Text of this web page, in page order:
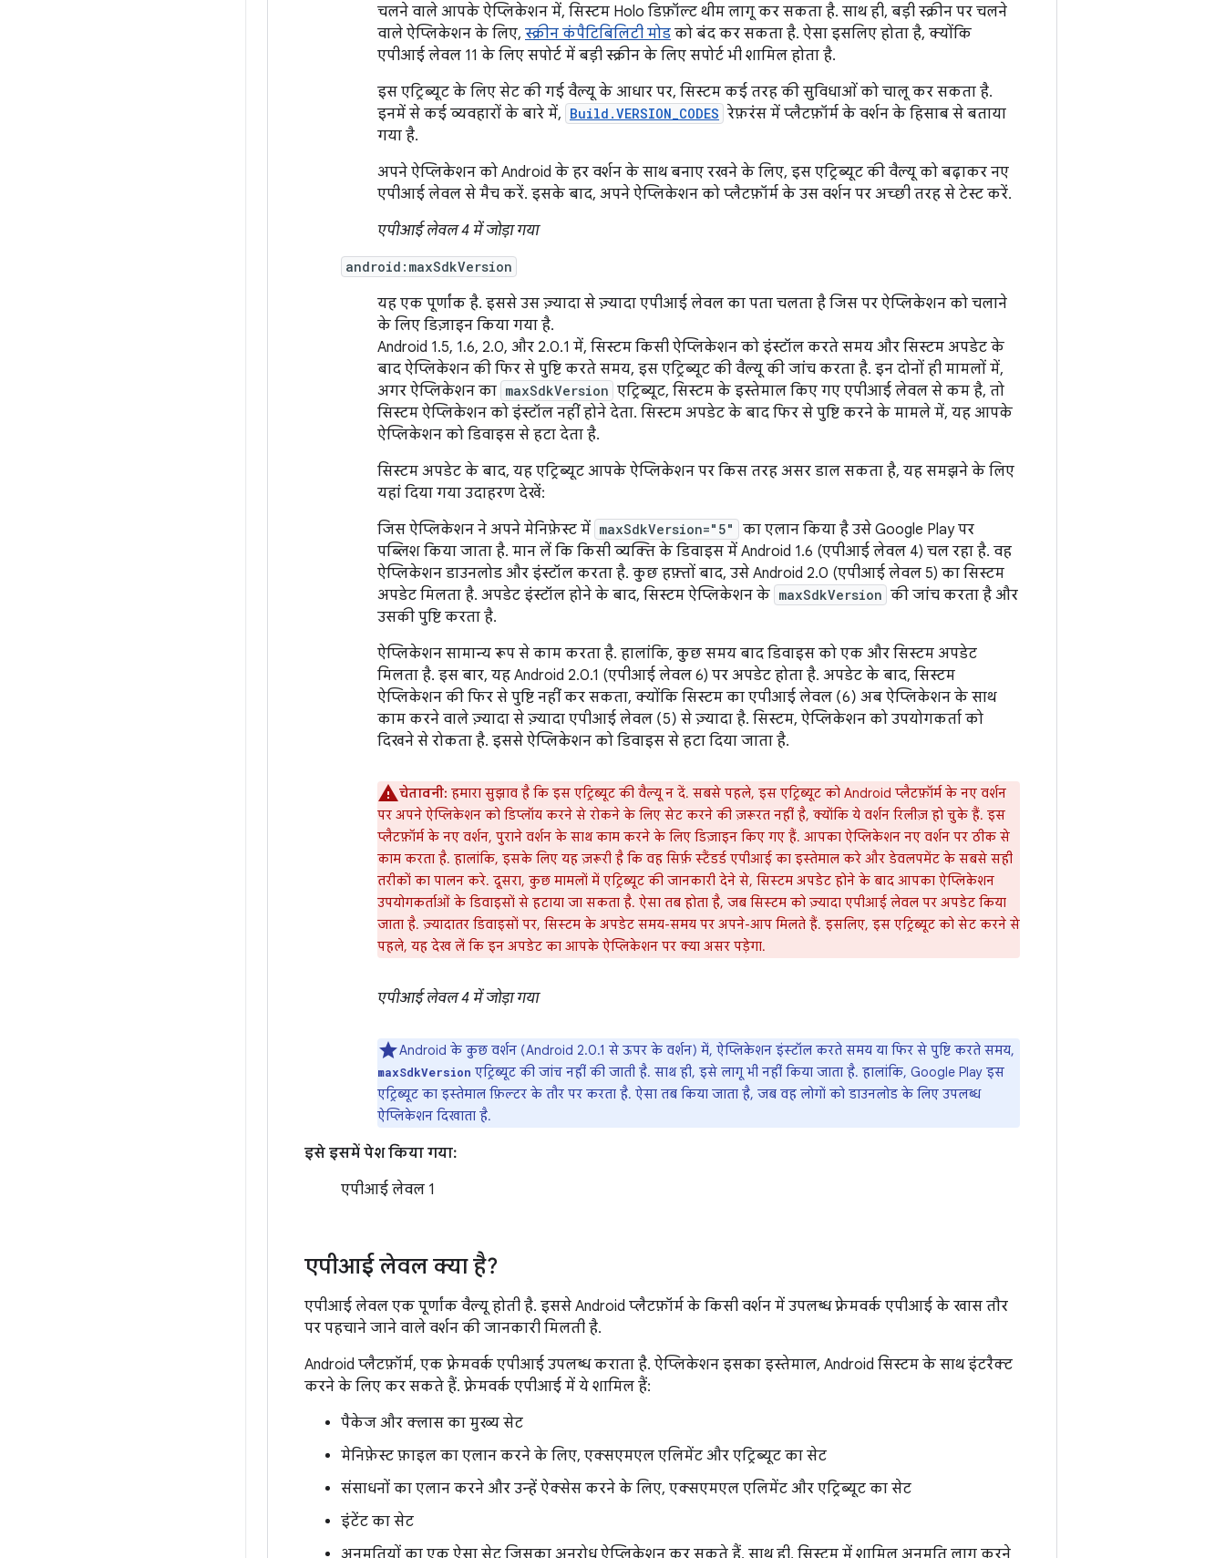
चलने वाले आपके ऐप्लिकेशन में, सिस्टम Holo डिफ़ॉल्ट थीम लागू कर सकता है. साथ ही, बड़ी स्क्रीन पर चलने
वाले ऐप्लिकेशन के लिए, स्क्रीन कंपैटिबिलिटी मोड को बंद कर सकता है. ऐसा इसलिए होता है, क्योंकि
एपीआई लेवल 11 के लिए सपोर्ट में बड़ी स्क्रीन के लिए सपोर्ट भी शामिल होता है.
इस एट्रिब्यूट के लिए सेट की गई वैल्यू के आधार पर, सिस्टम कई तरह की सुविधाओं को चालू कर सकता है.
इनमें से कई व्यवहारों के बारे में, Build.VERSION_CODES रेफ़रंस में प्लैटफ़ॉर्म के वर्शन के हिसाब से बताया
गया है.
अपने ऐप्लिकेशन को Android के हर वर्शन के साथ बनाए रखने के लिए, इस एट्रिब्यूट की वैल्यू को बढ़ाकर नए
एपीआई लेवल से मैच करें. इसके बाद, अपने ऐप्लिकेशन को प्लैटफ़ॉर्म के उस वर्शन पर अच्छी तरह से टेस्ट करें.
एपीआई लेवल 4 में जोड़ा गया
android:maxSdkVersion
यह एक पूर्णांक है. इससे उस ज़्यादा से ज़्यादा एपीआई लेवल का पता चलता है जिस पर ऐप्लिकेशन को चलाने
के लिए डिज़ाइन किया गया है.
Android 1.5, 1.6, 2.0, और 2.0.1 में, सिस्टम किसी ऐप्लिकेशन को इंस्टॉल करते समय और सिस्टम अपडेट के
बाद ऐप्लिकेशन की फिर से पुष्टि करते समय, इस एट्रिब्यूट की वैल्यू की जांच करता है. इन दोनों ही मामलों में,
अगर ऐप्लिकेशन का maxSdkVersion एट्रिब्यूट, सिस्टम के इस्तेमाल किए गए एपीआई लेवल से कम है, तो
सिस्टम ऐप्लिकेशन को इंस्टॉल नहीं होने देता. सिस्टम अपडेट के बाद फिर से पुष्टि करने के मामले में, यह आपके
ऐप्लिकेशन को डिवाइस से हटा देता है.
सिस्टम अपडेट के बाद, यह एट्रिब्यूट आपके ऐप्लिकेशन पर किस तरह असर डाल सकता है, यह समझने के लिए
यहां दिया गया उदाहरण देखें:
जिस ऐप्लिकेशन ने अपने मेनिफ़ेस्ट में maxSdkVersion="5"
का एलान किया है उसे Google Play पर
पब्लिश किया जाता है. मान लें कि किसी व्यक्ति के डिवाइस में Android 1.6 (एपीआई लेवल 4) चल रहा है. वह
ऐप्लिकेशन डाउनलोड और इंस्टॉल करता है. कुछ हफ़्तों बाद, उसे Android 2.0 (एपीआई लेवल 5) का सिस्टम
अपडेट मिलता है. अपडेट इंस्टॉल होने के बाद, सिस्टम ऐप्लिकेशन के maxSdkVersion की जांच करता है और
उसकी पुष्टि करता है.
ऐप्लिकेशन सामान्य रूप से काम करता है. हालांकि, कुछ समय बाद डिवाइस को एक और सिस्टम अपडेट
मिलता है. इस बार, यह Android 2.0.1 (एपीआई लेवल 6) पर अपडेट होता है. अपडेट के बाद, सिस्टम
ऐप्लिकेशन की फिर से पुष्टि नहीं कर सकता, क्योंकि सिस्टम का एपीआई लेवल (6) अब ऐप्लिकेशन के साथ
काम करने वाले ज़्यादा से ज़्यादा एपीआई लेवल (5) से ज़्यादा है. सिस्टम, ऐप्लिकेशन को उपयोगकर्ता को
दिखने से रोकता है. इससे ऐप्लिकेशन को डिवाइस से हटा दिया जाता है.
चेतावनी: हमारा सुझाव है कि इस एट्रिब्यूट की वैल्यू न दें. सबसे पहले, इस एट्रिब्यूट को Android प्लैटफ़ॉर्म के नए वर्शन
पर अपने ऐप्लिकेशन को डिप्लॉय करने से रोकने के लिए सेट करने की ज़रूरत नहीं है, क्योंकि ये वर्शन रिलीज़ हो चुके हैं. इस
प्लैटफ़ॉर्म के नए वर्शन, पुराने वर्शन के साथ काम करने के लिए डिज़ाइन किए गए हैं. आपका ऐप्लिकेशन नए वर्शन पर ठीक से
काम करता है. हालांकि, इसके लिए यह ज़रूरी है कि वह सिर्फ़ स्टैंडर्ड एपीआई का इस्तेमाल करे और डेवलपमेंट के सबसे सही
तरीकों का पालन करे. दूसरा, कुछ मामलों में एट्रिब्यूट की जानकारी देने से, सिस्टम अपडेट होने के बाद आपका ऐप्लिकेशन
उपयोगकर्ताओं के डिवाइसों से हटाया जा सकता है. ऐसा तब होता है, जब सिस्टम को ज़्यादा एपीआई लेवल पर अपडेट किया
जाता है. ज़्यादातर डिवाइसों पर, सिस्टम के अपडेट समय-समय पर अपने-आप मिलते हैं. इसलिए, इस एट्रिब्यूट को सेट करने से
पहले, यह देख लें कि इन अपडेट का आपके ऐप्लिकेशन पर क्या असर पड़ेगा.
एपीआई लेवल 4 में जोड़ा गया
Android के कुछ वर्शन (Android 2.0.1 से ऊपर के वर्शन) में, ऐप्लिकेशन इंस्टॉल करते समय या फिर से पुष्टि करते समय,
maxSdkVersion एट्रिब्यूट की जांच नहीं की जाती है. साथ ही, इसे लागू भी नहीं किया जाता है. हालांकि, Google Play इस
एट्रिब्यूट का इस्तेमाल फ़िल्टर के तौर पर करता है. ऐसा तब किया जाता है, जब वह लोगों को डाउनलोड के लिए उपलब्ध
ऐप्लिकेशन दिखाता है.
इसे इसमें पेश किया गया:
एपीआई लेवल 1
एपीआई लेवल क्या है?
एपीआई लेवल एक पूर्णांक वैल्यू होती है. इससे Android प्लैटफ़ॉर्म के किसी वर्शन में उपलब्ध फ़्रेमवर्क एपीआई के खास तौर
पर पहचाने जाने वाले वर्शन की जानकारी मिलती है.
Android प्लैटफ़ॉर्म, एक फ़्रेमवर्क एपीआई उपलब्ध कराता है. ऐप्लिकेशन इसका इस्तेमाल, Android सिस्टम के साथ इंटरैक्ट
करने के लिए कर सकते हैं. फ़्रेमवर्क एपीआई में ये शामिल हैं:
पैकेज और क्लास का मुख्य सेट
मेनिफ़ेस्ट फ़ाइल का एलान करने के लिए, एक्सएमएल एलिमेंट और एट्रिब्यूट का सेट
संसाधनों का एलान करने और उन्हें ऐक्सेस करने के लिए, एक्सएमएल एलिमेंट और एट्रिब्यूट का सेट
इंटेंट का सेट
अनुमतियों का एक ऐसा सेट जिसका अनुरोध ऐप्लिकेशन कर सकते हैं. साथ ही, सिस्टम में शामिल अनुमति लागू करने